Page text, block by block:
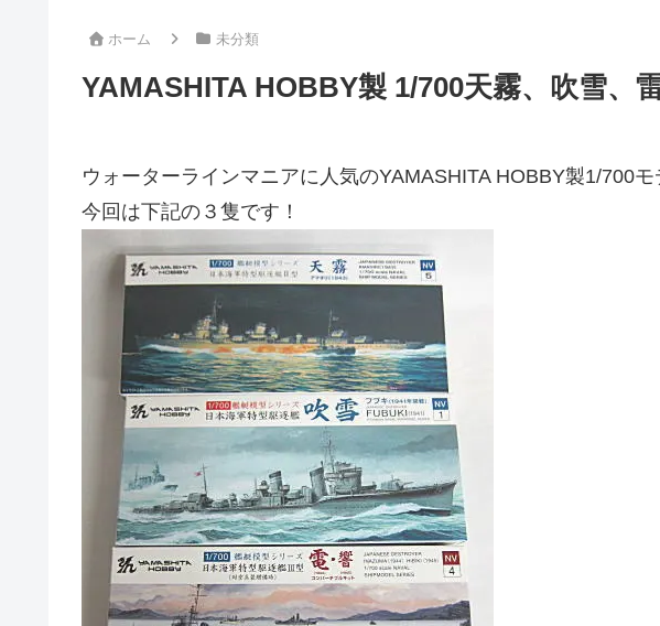
ホーム 未分類
YAMASHITA HOBBY製 1/700天霧、吹雪、
ウォーターラインマニアに人気のYAMASHITA HOBBY製1/700モ
今回は下記の３隻です！